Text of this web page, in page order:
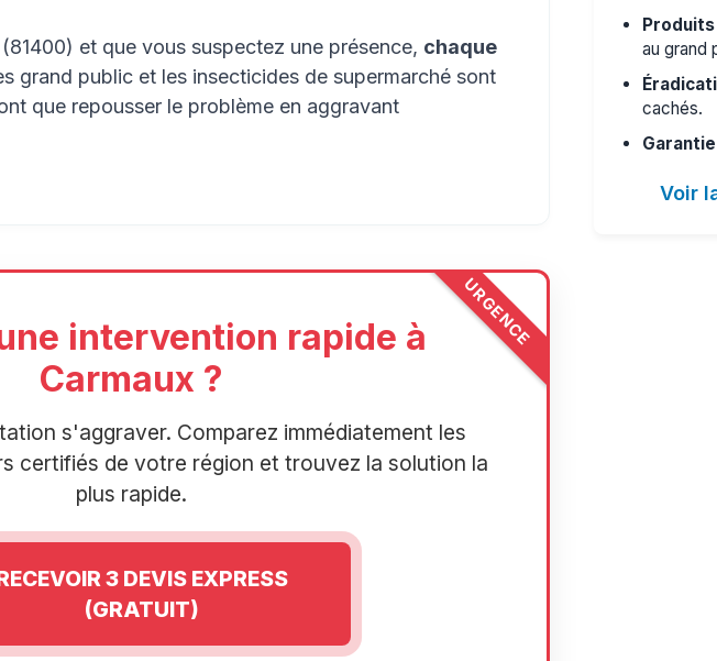
et que vous suspectez une présence, chaque
grand public et les insecticides de supermarché sont
que repousser le problème en aggravant
URGENCE
intervention rapide à
Carmaux ?
s'aggraver. Comparez immédiatement les
certifiés de votre région et trouvez la solution la
plus rapide.
3 DEVIS EXPRESS
(GRATUIT)
au grand
cachés.
Voir